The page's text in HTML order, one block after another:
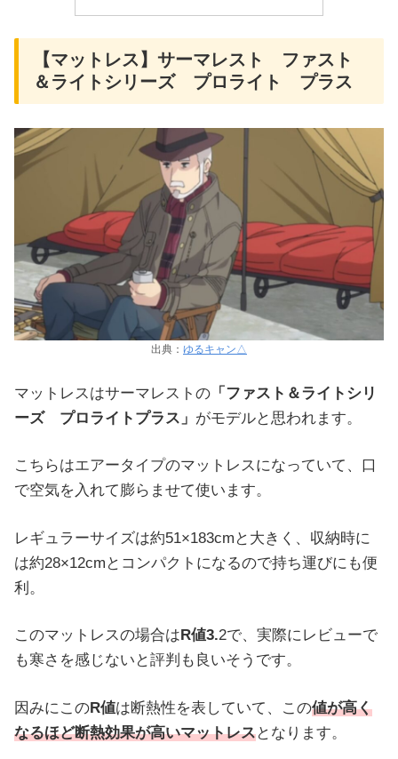
【マットレス】サーマレスト ファスト
＆ライトシリーズ プロライト プラス
出典： ゆるキャン△
マットレスはサーマレストの 「ファスト＆ライトシリ
ーズ プロライトプラス」 がモデルと思われます。
こちらはエアータイプのマットレスになっていて、口
で空気を入れて膨らませて使います。
レギュラーサイズは約51×183cmと大きく、収納時に
は約28×12cmとコンパクトになるので持ち運びにも便
利。
このマットレスの場合は R値3.2で、実際にレビューで
も寒さを感じないと評判も良いそうです。
因みにこのR値は断熱性を表していて、この値が高く
なるほど断熱効果が高いマットレスとなります。